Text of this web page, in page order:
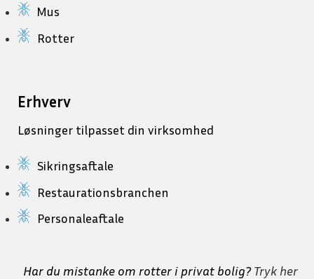
Mus
Rotter
Erhverv
Løsninger tilpasset din virksomhed
Sikringsaftale
Restaurationsbranchen
Personaleaftale
Har du mistanke om rotter i privat bolig?Tryk her